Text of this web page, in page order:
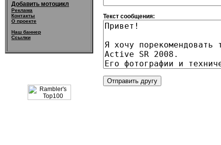
Добавить мотоцикл
Реклама
Контакты
О проекте
Наш баннер
Ссылки
Текст сообщения: